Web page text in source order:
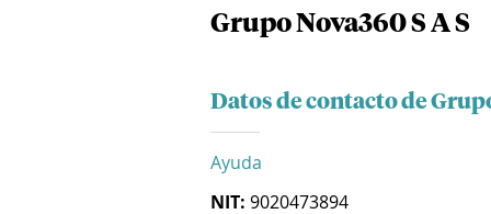
Grupo Nova360 S A S
Datos de contacto de
Ayuda
NIT: 9020473894